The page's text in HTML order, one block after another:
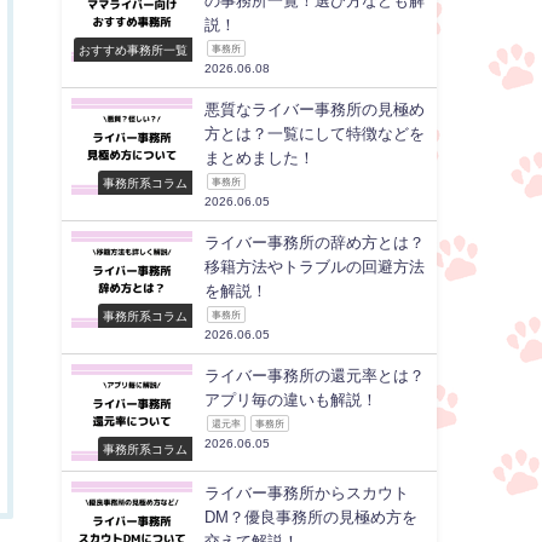
おすすめ事務所一覧
説！
事務所
2026.06.08
事務所系コラム
悪質なライバー事務所の見極め
方とは？一覧にして特徴などを
まとめました！
事務所
2026.06.05
事務所系コラム
ライバー事務所の辞め方とは？
移籍方法やトラブルの回避方法
を解説！
事務所
2026.06.05
事務所系コラム
ライバー事務所の還元率とは？
アプリ毎の違いも解説！
還元率 事務所
2026.06.05
ライバー事務所からスカウト
DM？優良事務所の見極め方を